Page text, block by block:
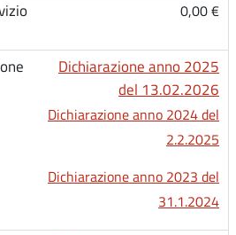
0,00 €
Dichiarazione anno 2025
del 13.02.2026
Dichiarazione anno 2024 del
2.2.2025
Dichiarazione anno 2023 del
31.1.2024